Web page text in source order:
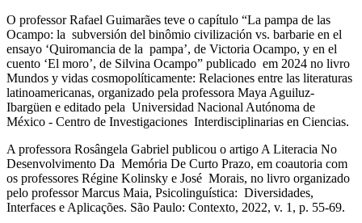
O professor Rafael Guimarães teve o capítulo “La pampa de las
Ocampo: la subversión del binômio civilización vs. barbarie en el
ensayo ‘Quiromancia de la pampa’, de Victoria Ocampo, y en el
cuento ‘El moro’, de Silvina Ocampo” publicado em 2024 no livro
Mundos y vidas cosmopolíticamente: Relaciones entre las literaturas
latinoamericanas, organizado pela professora Maya Aguiluz-
Ibargüen e editado pela Universidad Nacional Autónoma de
México - Centro de Investigaciones Interdisciplinarias en Ciencias.
A professora Rosângela Gabriel publicou o artigo A Literacia No
Desenvolvimento Da Memória De Curto Prazo, em coautoria com
os professores Régine Kolinsky e José Morais, no livro organizado
pelo professor Marcus Maia, Psicolinguística: Diversidades,
Interfaces e Aplicações. São Paulo: Contexto, 2022, v. 1, p. 55-69.